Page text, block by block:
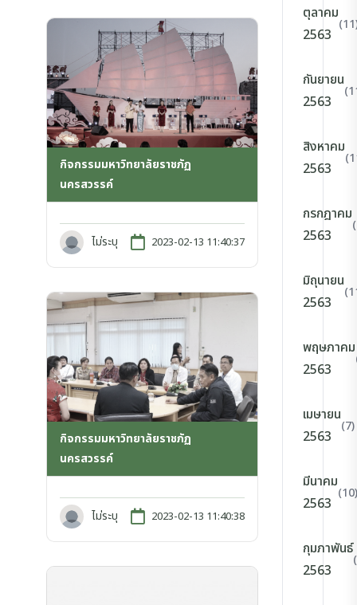
กิจกรรมมหาวิทยาลัยราชภัฏ
นครสวรรค์
ไม่ระบุ 2023-02-13 11:40:37
กิจกรรมมหาวิทยาลัยราชภัฏ
นครสวรรค์
ไม่ระบุ 2023-02-13 11:40:38
ตุลาคม
2563
กันยายน
2563
สิงหาคม
2563
กรกฎาคม
2563
มิถุนายน
2563
พฤษภาคม
2563
เมษายน
2563
(7)
มีนาคม
2563
(10)
กุมภาพันธ์
2563